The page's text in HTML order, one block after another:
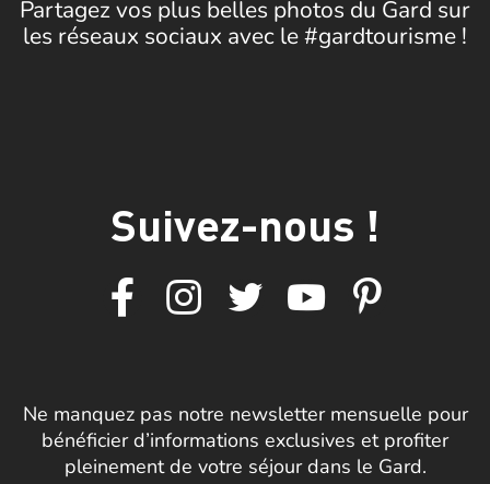
Partagez vos plus belles photos du Gard sur
les réseaux sociaux avec le #gardtourisme !
Suivez-nous !
Ne manquez pas notre newsletter mensuelle pour
bénéficier d’informations exclusives et profiter
pleinement de votre séjour dans le Gard.